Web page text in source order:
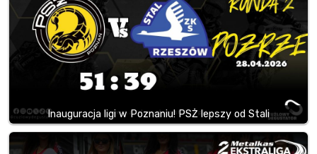
Inauguracja ligi w Poznaniu! PSŻ lepszy od Stali